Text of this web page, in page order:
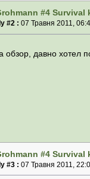
#4 Survival
#2 : 07 Травня 2011,
обзор, давно хотел
#4 Survival
#3 : 07 Травня 2011,